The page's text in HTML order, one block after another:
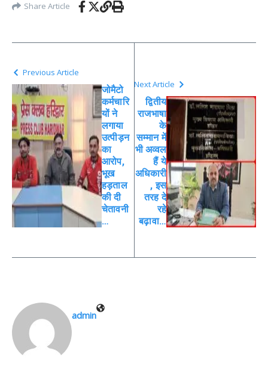
Share Article
Previous Article
जोमैटो
कर्मचारि
यों ने
लगाया
उत्पीड़न
का
आरोप,
भूख
हड़ताल
की दी
चेतावनी
…
Next Article
द्वितीय
राजभाषा
के
सम्मान में
भी अव्वल
हैं ये
अधिकारी
, इस
तरह दे
रहे
बढ़ावा…
admin